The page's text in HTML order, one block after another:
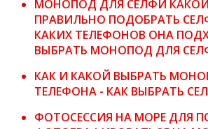
МОНОПОД ДЛЯ СЕЛФИ КАКОЙ
ПРАВИЛЬНО ПОДОБРАТЬ
КАКИХ ТЕЛЕФОНОВ ОНА
ВЫБРАТЬ МОНОПОД ДЛЯ
КАК И КАКОЙ ВЫБРАТЬ
ТЕЛЕФОНА - КАК ВЫБРАТЬ
ФОТОСЕССИЯ НА МОРЕ ДЛЯ